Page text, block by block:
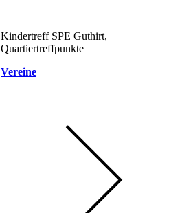
Kindertreff SPE Guthirt,
Quartiertreffpunkte
Vereine